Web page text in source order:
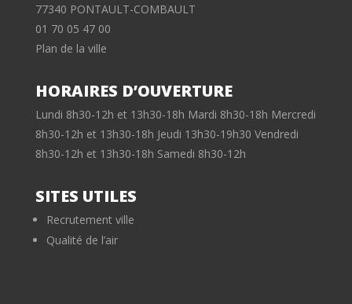
77340 PONTAULT-COMBAULT
01 70 05 47 00
Plan de la ville
HORAIRES D’OUVERTURE
Lundi 8h30-12h et 13h30-18h Mardi 8h30-18h Mercredi
8h30-12h et 13h30-18h Jeudi 13h30-19h30 Vendredi
8h30-12h et 13h30-18h Samedi 8h30-12h
SITES UTILES
Recrutement ville
Qualité de l’air